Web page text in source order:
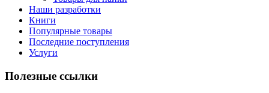
Наши разработки
Книги
Популярные товары
Последние поступления
Услуги
Полезные ссылки